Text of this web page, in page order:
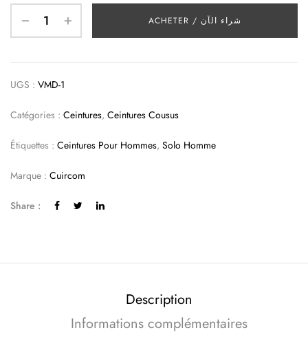
ACHETER / شراء الآن
UGS : VMD-1
Catégories : Ceintures, Ceintures Cousus
Étiquettes : Ceintures Pour Hommes, Solo Homme
Marque : Cuircom
Share :
Description
Informations complémentaires